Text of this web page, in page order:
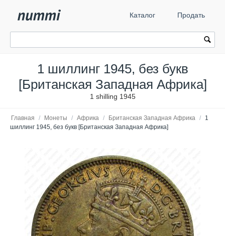
Каталог Продать
1 шиллинг 1945, без букв
[Британская Западная Африка]
1 shilling 1945
Главная / Монеты / Африка / Британская Западная Африка /
1
шиллинг 1945, без букв [Британская Западная Африка]